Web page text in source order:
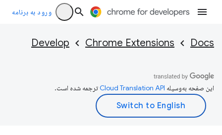
ورود به برنامه
Docs
Chrome Extensions
Develop
این صفحه به‌وسیله ترجمه شده است.